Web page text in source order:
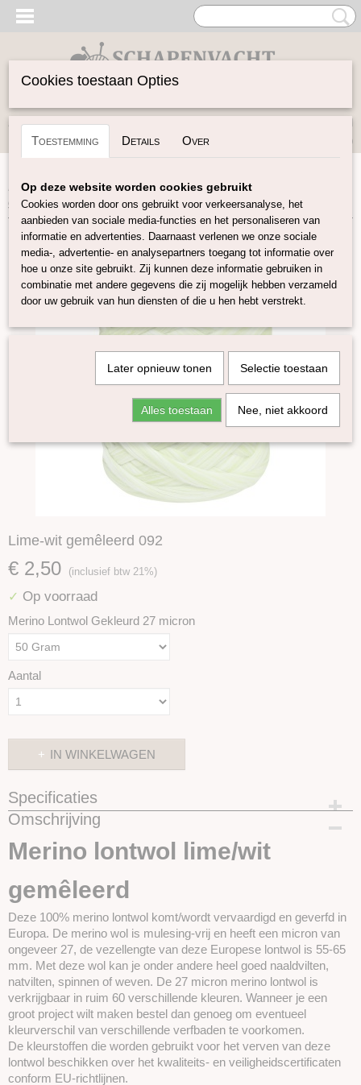
Inloggen Registreren
(0)
Home>Spinwol>Gekleurde Lontwol 27/23 mic
gemêleerd 092
Lime-wit gemêleerd 092
€ 2,50 (inclusief btw 21%)
✓ Op voorraad
Merino Lontwol Gekleurd 27 micron
Aantal
IN WINKELWAGEN
Specificaties
Productcode
Omschrijving
Merino lontwol lime/wit
gemêleerd
Deze 100% merino lontwol komt/wordt vervaardigd en geverfd in
Europa. De merino wol is mulesing-vrij en heeft een micron van
ongeveer 27, de vezellengte van deze Europese lontwol is 55-65
mm. Met deze wol kan je onder andere heel goed naaldvilten,
natvilten, spinnen of weven. De 27 micron merino lontwol is
verkrijgbaar in ruim 60 verschillende kleuren. Wanneer je een
groot project wilt maken bestel dan genoeg om eventueel
kleurverschil van verschillende verfbaden te voorkomen.
De kleurstoffen die worden gebruikt voor het verven van deze
lontwol beschikken over het kwaliteits- en veiligheidscertificaten
conform EU-richtlijnen.
Cookies toestaan Opties
Toestemming Details Over
Op deze website worden cookies gebruikt
Cookies worden door ons gebruikt voor verkeersanalyse, het
aanbieden van sociale media-functies en het personaliseren van
informatie en advertenties. Daarnaast verlenen we onze sociale
media-, advertentie- en analysepartners toegang tot informatie over
hoe u onze site gebruikt. Zij kunnen deze informatie gebruiken in
combinatie met andere gegevens die zij mogelijk hebben verzameld
door uw gebruik van hun diensten of die u hen hebt verstrekt.
Later opnieuw tonen Selectie toestaan
Alles toestaan Nee, niet akkoord